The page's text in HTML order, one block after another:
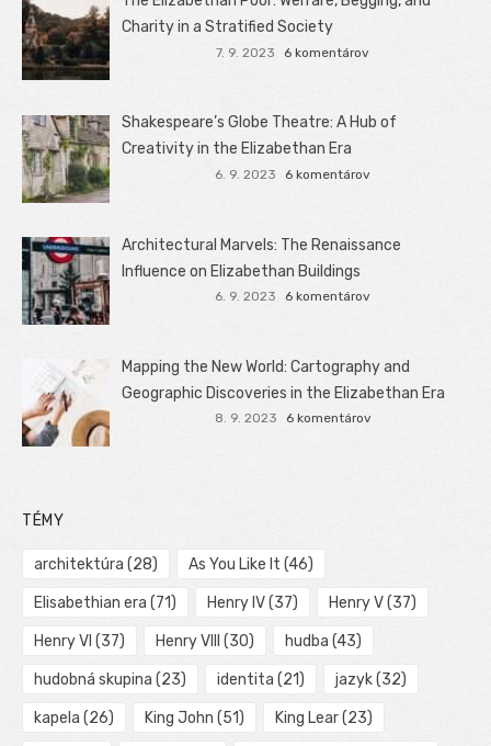
Charity in a Stratified Society
7. 9. 2023 6 komentárov
Shakespeare’s Globe Theatre: A Hub of
Creativity in the Elizabethan Era
6. 9. 2023 6 komentárov
Architectural Marvels: The Renaissance
Influence on Elizabethan Buildings
6. 9. 2023 6 komentárov
Mapping the New World: Cartography and
Geographic Discoveries in the Elizabethan Era
8. 9. 2023 6 komentárov
TÉMY
architektúra (28) As You Like It (46)
Elisabethian era (71) Henry IV(37) Henry V(37)
Henry VI (37) Henry VIII (30) hudba (43)
hudobná skupina (23) identita (21) jazyk(32)
kapela (26) King John (51) King Lear(23)